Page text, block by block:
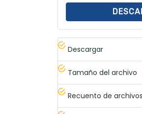
Descargar
Tamaño del archivo
Recuento de archivos